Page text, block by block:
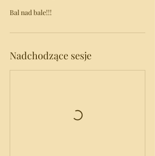
Bal nad bale!!!
Nadchodzące sesje